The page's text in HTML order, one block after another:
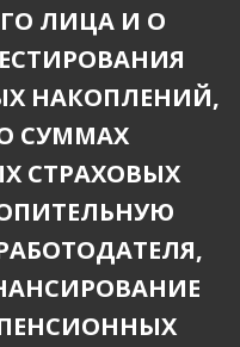
ЛИЦА И О
НАКОПЛЕНИЙ,
СУММАХ
СТРАХОВЫХ